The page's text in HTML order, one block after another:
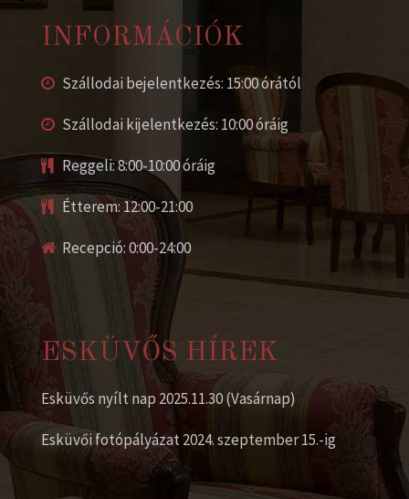
INFORMÁCIÓK
Szállodai bejelentkezés: 15:00 órától
Szállodai kijelentkezés: 10:00 óráig
Reggeli: 8:00-10:00 óráig
Étterem: 12:00-21:00
Recepció: 0:00-24:00
ESKÜVŐS HÍREK
Esküvős nyílt nap 2025.11.30 (Vasárnap)
Esküvői fotópályázat 2024. szeptember 15.-ig